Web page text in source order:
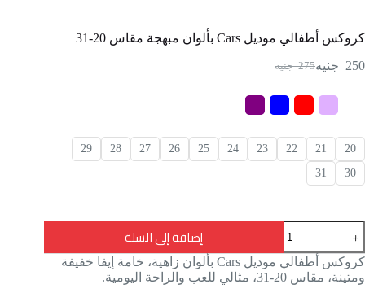
كروكس أطفالي موديل Cars بألوان مبهجة مقاس 20-31
275 جنيهالسعر
هو:
275
250 جنيهالسعر
هو:
250
20
21
22
23
24
25
26
27
28
29
30
31
كروكس
أطفالي
موديل
Cars
إضافة إلى السلة
كروكس أطفالي موديل Cars بألوان زاهية، خامة إيفا خفيفة
ومتينة، مقاس 20-31، مثالي للعب والراحة اليومية.